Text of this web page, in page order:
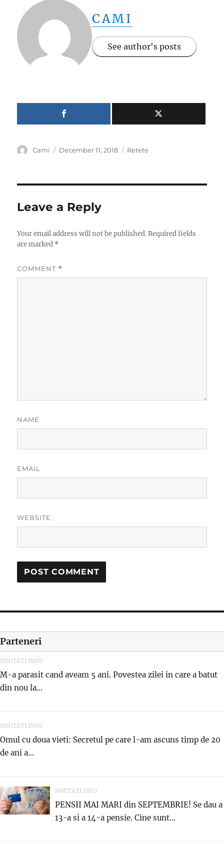
CAMI
See author's posts
Author
Cami
Posted
December 11, 2018 Categories
Retete
Leave a Reply
Your email address will not be published. Required fields
are marked *
COMMENT *
NAME
EMAIL
WEBSITE
Parteneri
NOUTATI.INFO
M-a parasit cand aveam 5 ani. Povestea zilei in care a batut
din nou la...
NOUTATI.INFO
Omul cu doua vieti: Secretul pe care l-am ascuns timp de 20
de ani a...
NOUTATI.INFO
PENSII MAI MARI din SEPTEMBRIE! Se dau a
13-a si a 14-a pensie. Cine sunt...